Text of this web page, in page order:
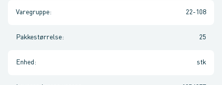
Varegruppe: 22-108
Pakkestørrelse: 25
Enhed : stk